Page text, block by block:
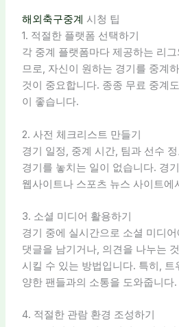
해외축구중계 시청 팁
1. 적절한 플랫폼 선택하기
각 중계 플랫폼마다 제공하는 리
므로, 자신이 원하는 경기를 중계
것이 중요합니다. 종종 무료 중계
이 좋습니다.
2. 사전 체크리스트 만들기
경기 일정, 중계 시간, 팀과 선수
경기를 놓치는 일이 없습니다. 경
웹사이트나 스포츠 뉴스 사이트에
3. 소셜 미디어 활용하기
경기 중에 실시간으로 소셜 미디
댓글을 남기거나, 의견을 나누는
시킬 수 있는 방법입니다. 특히,
양한 팬들과의 소통을 도와줍니다.
4. 적절한 관람 환경 조성하기